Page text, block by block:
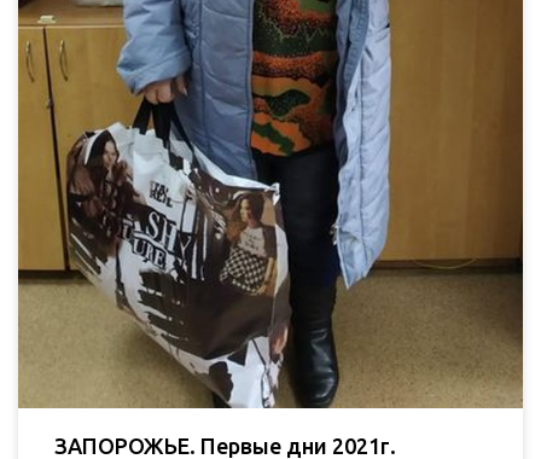
ЗАПОРОЖЬЕ. Первые дни 2021г.